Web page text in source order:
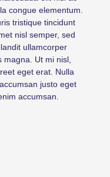
congue elementum.
tristique tincidunt
nisl semper, sed
ullamcorper
Ut mi nisl,
eget erat. Nulla
justo eget
accumsan.